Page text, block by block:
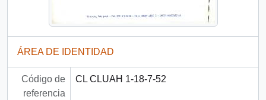
ÁREA DE IDENTIDAD
Código de
referencia
CL CLUAH 1-18-7-52